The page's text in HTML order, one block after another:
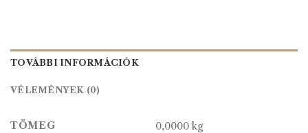
TOVÁBBI INFORMÁCIÓK
VÉLEMÉNYEK (0)
TÖMEG 0,0000 kg